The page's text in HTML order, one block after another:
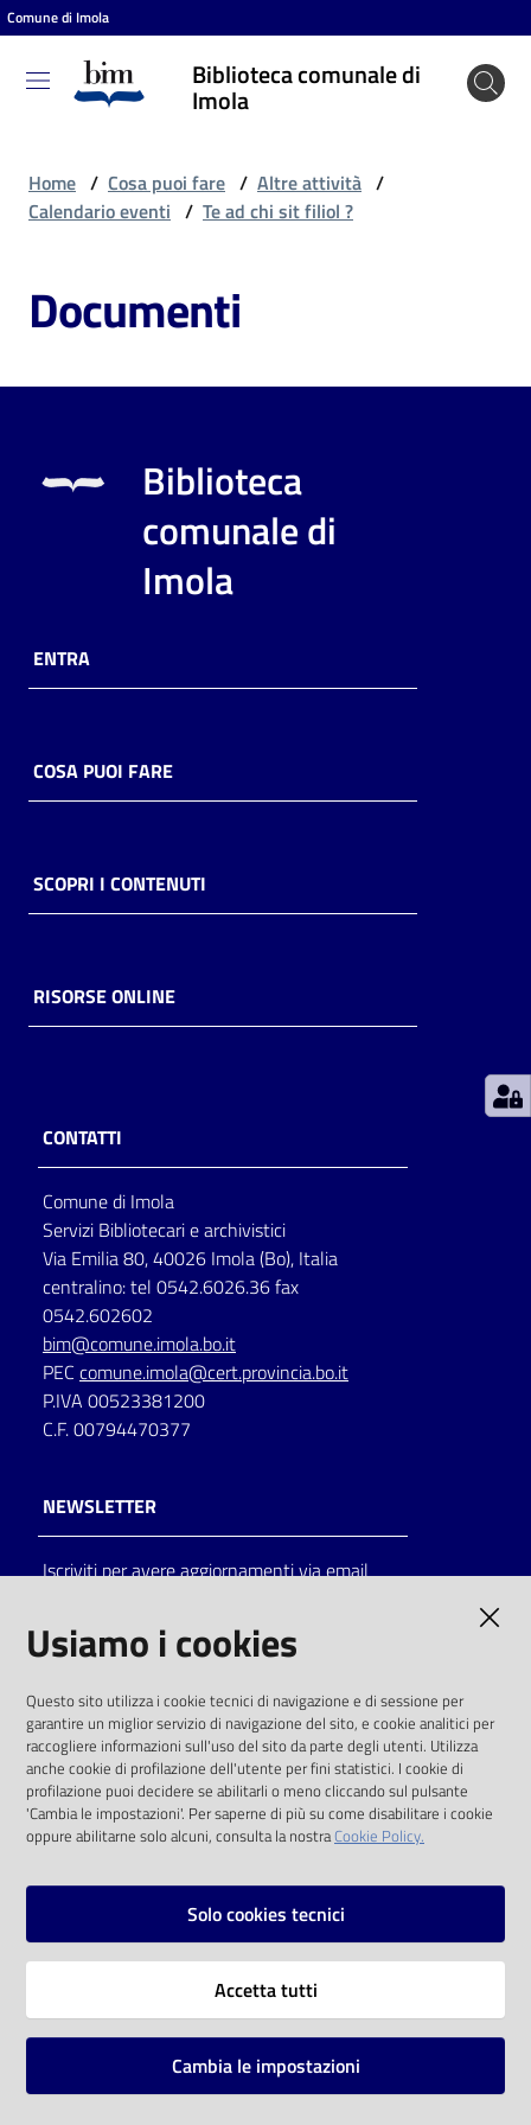
Vai al contenuto
Vai alla navigazione
Vai al footer
Comune di Imola
Biblioteca comunale di
Imola
Biblioteca
comunale
puoi
Risorse
online
Casa
Piani
storico
per
lettura
Seguici
su
Catalogo
on line
Eventi
Chiedi al
bibliotecario
Home / Cosa puoi fare / Altre attività /
Calendario eventi / Te ad chi sit filiol ?
Documenti
Biblioteca
comunale di
Imola
ENTRA
COSA PUOI FARE
SCOPRI I CONTENUTI
RISORSE ONLINE
CONTATTI
Comune di Imola
Servizi Bibliotecari e archivistici
Via Emilia 80, 40026 Imola (Bo), Italia
centralino: tel 0542.6026.36 fax
0542.602602
bim@comune.imola.bo.it
PEC comune.imola@cert.provincia.bo.it
P.IVA 00523381200
C.F. 00794470377
NEWSLETTER
Iscriviti per avere aggiornamenti via email
solo alle condizioni previste dalla direttiva
comunitaria 2003/98/CE e dal d.lgs. 36/2006
SOCIAL
Instagram
Vai alla pagina
Mappa del sito
Usiamo i cookies
Questo sito utilizza i cookie tecnici di navigazione e di sessione per
garantire un miglior servizio di navigazione del sito, e cookie analitici per
raccogliere informazioni sull'uso del sito da parte degli utenti. Utilizza
anche cookie di profilazione dell'utente per fini statistici. I cookie di
profilazione puoi decidere se abilitarli o meno cliccando sul pulsante
'Cambia le impostazioni'. Per saperne di più su come disabilitare i cookie
oppure abilitarne solo alcuni, consulta la nostraCookie Policy.
Solo cookies tecnici
Accetta tutti
Cambia le impostazioni